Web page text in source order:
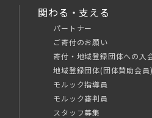
関わる・支える
パートナー
ご寄付のお願い
寄付・地域登録団体への入
地域登録団体(団体賛助会
モルック指導員
モルック審判員
スタッフ募集